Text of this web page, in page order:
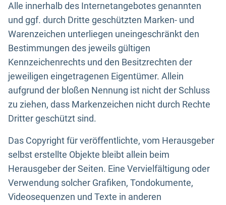
Alle innerhalb des Internetangebotes genannten
und ggf. durch Dritte geschützten Marken- und
Warenzeichen unterliegen uneingeschränkt den
Bestimmungen des jeweils gültigen
Kennzeichenrechts und den Besitzrechten der
jeweiligen eingetragenen Eigentümer. Allein
aufgrund der bloßen Nennung ist nicht der Schluss
zu ziehen, dass Markenzeichen nicht durch Rechte
Dritter geschützt sind.
Das Copyright für veröffentlichte, vom Herausgeber
selbst erstellte Objekte bleibt allein beim
Herausgeber der Seiten. Eine Vervielfältigung oder
Verwendung solcher Grafiken, Tondokumente,
Videosequenzen und Texte in anderen